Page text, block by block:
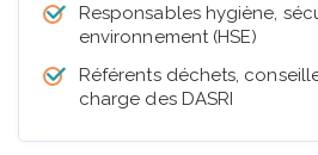
Responsables hygiène,
environnement (HSE)
Référents déchets,
charge des DASRI